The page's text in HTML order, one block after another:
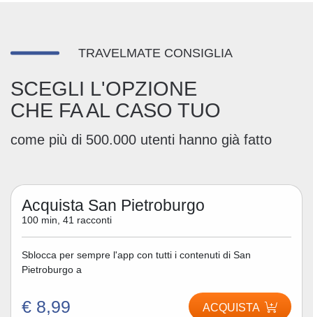
TRAVELMATE CONSIGLIA
SCEGLI L'OPZIONE
CHE FA AL CASO TUO
come più di 500.000 utenti hanno già fatto
Acquista San Pietroburgo
100 min, 41 racconti
Sblocca per sempre l'app con tutti i contenuti di San
Pietroburgo a
€ 8,99 ACQUISTA